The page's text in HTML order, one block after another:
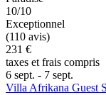
10/10
Exceptionnel
(110 avis)
231 €
taxes et frais compris
6 sept. - 7 sept.
Villa Afrikana Guest